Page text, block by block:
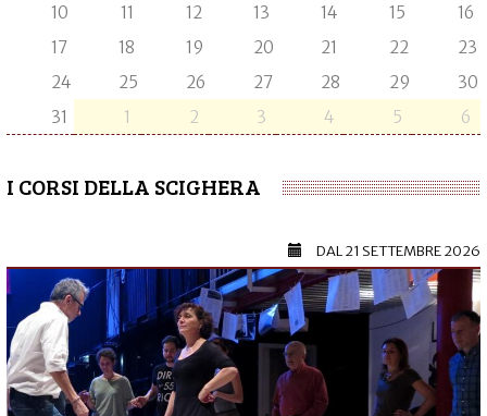
10
11 12 13 14 15
16
17
18 19 20 21 22
23
24
25 26 27 28 29
30
31
1 2 3 4 5 6
I CORSI DELLA SCIGHERA
DAL21 SETTEMBRE 2026